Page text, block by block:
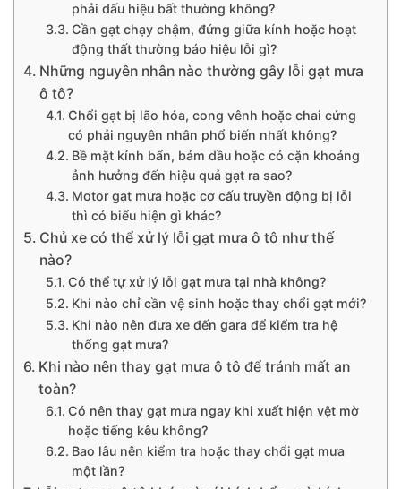
phải dấu hiệu bất thường không?
Cần gạt chạy chậm, đứng giữa kính hoặc hoạt
động thất thường báo hiệu lỗi gì?
Những nguyên nhân nào thường gây lỗi gạt mưa
ô tô?
Chổi gạt bị lão hóa, cong vênh hoặc chai cứng
có phải nguyên nhân phổ biến nhất không?
Bề mặt kính bẩn, bám dầu hoặc có cặn khoáng
ảnh hưởng đến hiệu quả gạt ra sao?
Motor gạt mưa hoặc cơ cấu truyền động bị lỗi
thì có biểu hiện gì khác?
Chủ xe có thể xử lý lỗi gạt mưa ô tô như thế
nào?
Có thể tự xử lý lỗi gạt mưa tại nhà không?
Khi nào chỉ cần vệ sinh hoặc thay chổi gạt mới?
Khi nào nên đưa xe đến gara để kiểm tra hệ
thống gạt mưa?
Khi nào nên thay gạt mưa ô tô để tránh mất an
toàn?
Có nên thay gạt mưa ngay khi xuất hiện vệt mờ
hoặc tiếng kêu không?
Bao lâu nên kiểm tra hoặc thay chổi gạt mưa
một lần?